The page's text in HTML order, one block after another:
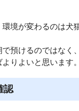
境が変わるのは犬
預けるのではなく
りよいと思います。
認